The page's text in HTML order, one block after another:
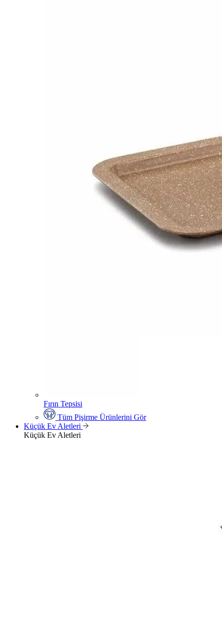
Fırın Tepsisi
Tüm Pişirme Ürünlerini Gör
Küçük Ev Aletleri
Küçük Ev Aletleri